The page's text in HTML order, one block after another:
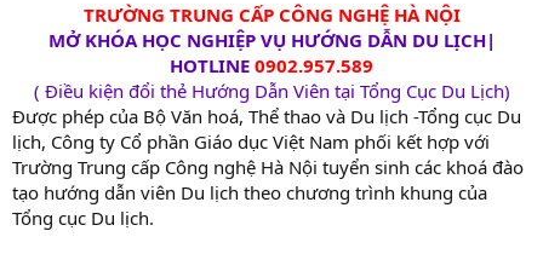
TRƯỜNG TRUNG CẤP CÔNG NGHỆ HÀ NỘI
MỞ KHÓA HỌC NGHIỆP VỤ HƯỚNG DẪN DU LỊCH|
HOTLINE 0902.957.589
( Điều kiện đổi thẻ Hướng Dẫn Viên tại Tổng Cục Du Lịch)
Được phép của Bộ Văn hoá, Thể thao và Du lịch -Tổng cục Du
lịch, Công ty Cổ phần Giáo dục Việt Nam phối kết hợp với
Trường Trung cấp Công nghệ Hà Nội tuyển sinh các khoá đào
tạo hướng dẫn viên Du lịch theo chương trình khung của
Tổng cục Du lịch.